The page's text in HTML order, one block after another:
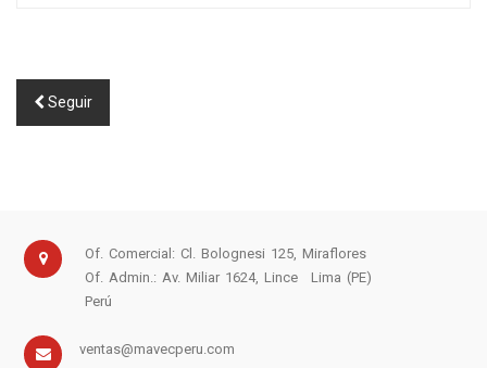
Seguir
Of. Comercial: Cl. Bolognesi 125, Miraflores
Of. Admin.: Av. Miliar 1624, Lince
Lima (PE)
Perú
ventas@mavecperu.com